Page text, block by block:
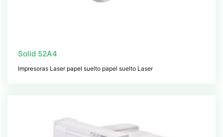
Solid 52A4
Impresoras Laser papel suelto papel suelto Laser